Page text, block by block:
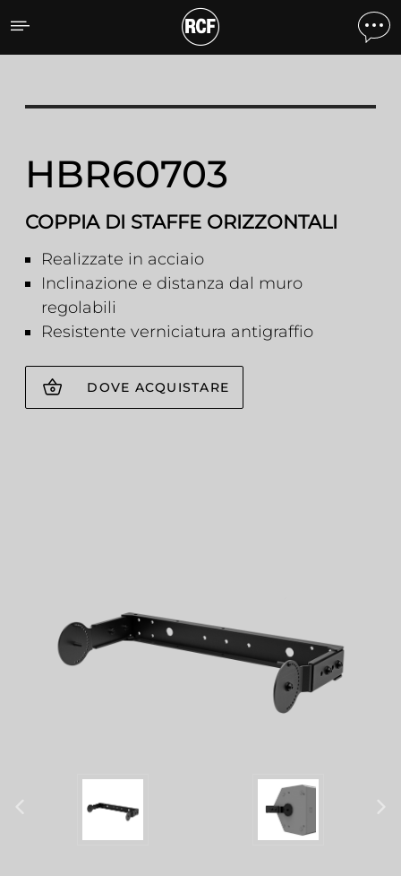
HBR60703 COPPIA DI
HBR60703
COPPIA DI STAFFE ORIZZONTALI
Realizzate in acciaio
Inclinazione e distanza dal muro
regolabili
Resistente verniciatura antigraffio
DOVE ACQUISTARE